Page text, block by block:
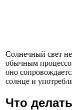
Солнечный свет
обычным
оно
солнце и
Что